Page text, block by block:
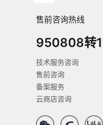
售前咨询热线
950808转1
技术服务咨询
售前咨询
备案服务
云商店咨询